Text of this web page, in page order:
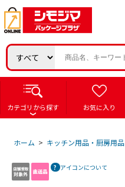
カテゴリから探す お気に入り
ホーム > キッチン用品・厨房用品
アイコンについて